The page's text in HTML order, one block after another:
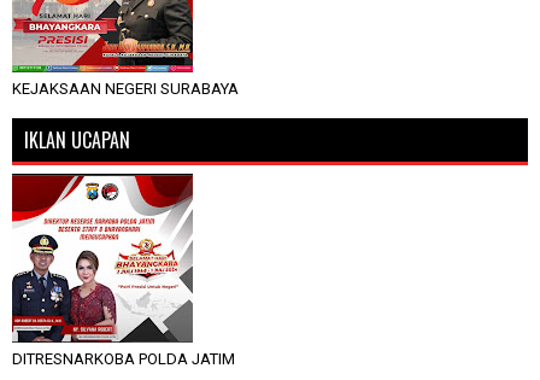
KEJAKSAAN NEGERI SURABAYA
IKLAN UCAPAN
DITRESNARKOBA POLDA JATIM